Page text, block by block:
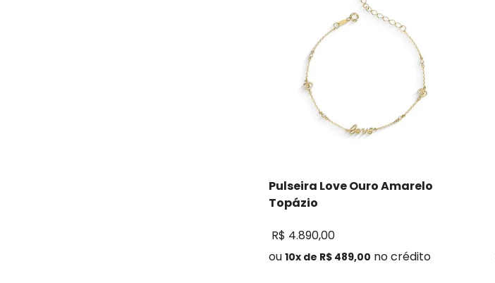
Pulseira Love Ouro Amarelo
Topázio
R$ 4.890,00
ou 10x de R$ 489,00 no crédito